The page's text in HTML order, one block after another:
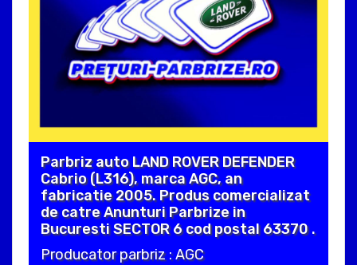
Parbriz auto LAND ROVER DEFENDER
Cabrio (L316), marca AGC, an
fabricatie 2005. Produs comercializat
de catre Anunturi Parbrize in
Bucuresti SECTOR 6 cod postal 63370 .
Producator parbriz : AGC